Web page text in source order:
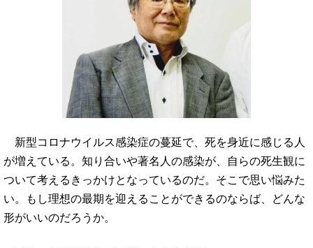
新型コロナウイルス感染症の蔓延で、死を身近に感じる人
が増えている。知り合いや著名人の感染が、自らの死生観に
ついて考えるきっかけとなっているのだ。そこで思い悩みた
い。もし理想の最期を迎えることができるのならば、どんな
形がいいのだろうか。